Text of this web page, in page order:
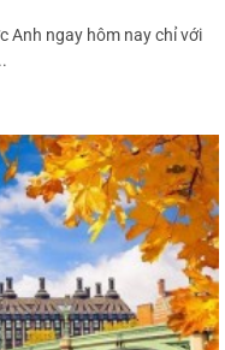
Anh ngay hôm nay chỉ với